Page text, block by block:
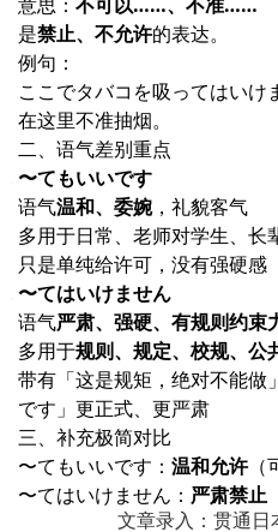
是禁止、不允许的表达。
例句：
ここでタバコを吸ってはいけ
在这里不准抽烟。
二、语气差别重点
〜てもいいです
语气温和、委婉，礼貌客气
多用于日常、老师对学生、长
只是单纯给许可，没有强硬感
〜てはいけません
语气严肃、强硬、有规则约束
多用于规则、规定、校规、公
带有「这是规矩，绝对不能做
です」更正式、更严肃
三、补充极简对比
〜てもいいです： 温和允许
〜てはいけません： 严肃禁止
文章录入：贯通